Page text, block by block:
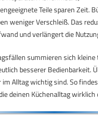
Teile sparen Zeit.
weniger Verschleiß. Das
und verlängert die
summieren sich
besserer Bedienbarkeit.
im Alltag wichtig sind. So
deinen Küchenalltag